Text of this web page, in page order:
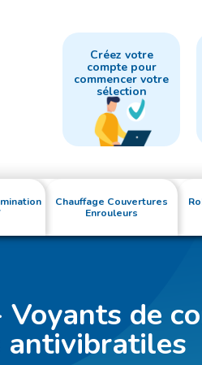
Créez votre
compte pour
commencer votre
sélection
Chauffage Couvertures
Enrouleurs
de
antivibratiles